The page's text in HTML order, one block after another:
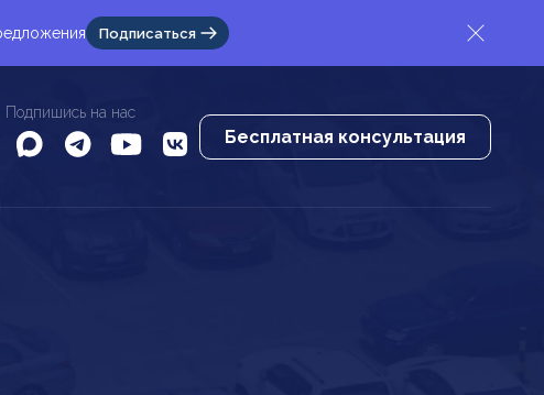
Подписаться
Подпишись на нас
Бесплатная консультация